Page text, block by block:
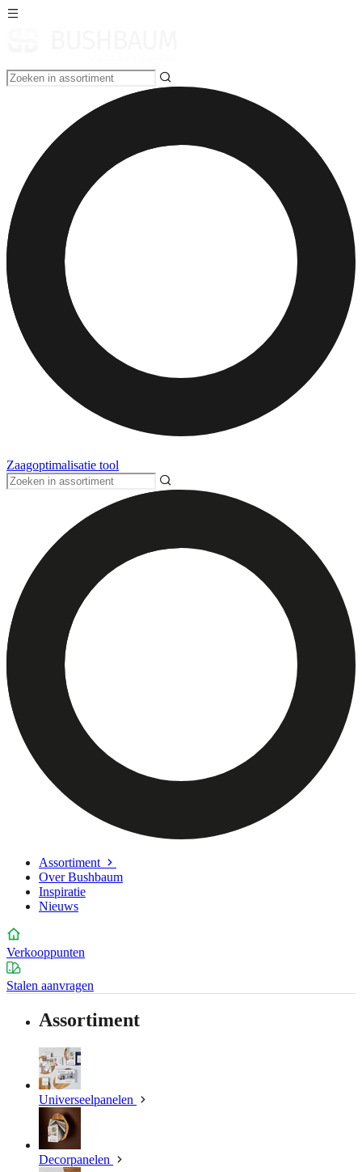
Zaagoptimalisatie tool
Assortiment
Over Bushbaum
Inspiratie
Nieuws
Verkooppunten
Stalen aanvragen
Assortiment
Universeelpanelen
Decorpanelen